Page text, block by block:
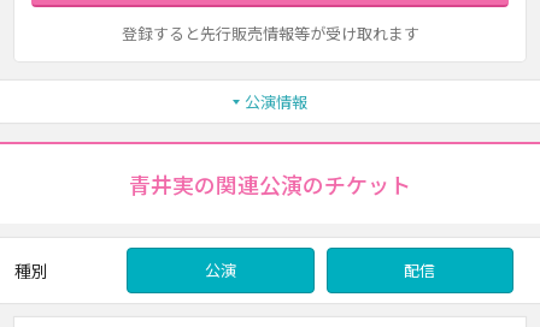
登録すると先行販売情報等が受け取れます
公演情報
青井実の関連公演のチケット
種別 公演 配信